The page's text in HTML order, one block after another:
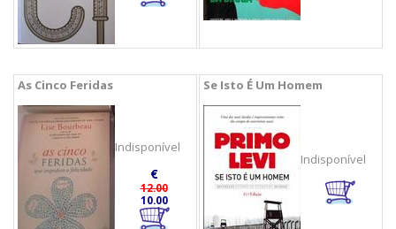
As Cinco Feridas
Indisponível
€
12.00
10.00
Se Isto É Um Homem
Indisponível